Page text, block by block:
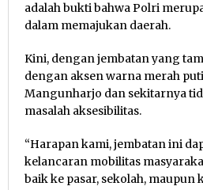
adalah bukti bahwa Polri
dalam memajukan daerah.
Kini, dengan jembatan yang
dengan aksen warna merah
Mangunharjo dan sekitarnya
masalah aksesibilitas.
“Harapan kami, jembatan ini
kelancaran mobilitas
baik ke pasar, sekolah, maupun